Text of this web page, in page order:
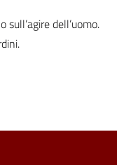
dell’uomo.